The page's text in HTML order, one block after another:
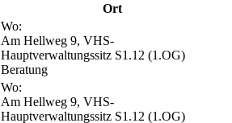
Ort
Wo:
Am Hellweg 9, VHS-
Hauptverwaltungssitz S1.12 (1.OG)
Beratung
Wo:
Am Hellweg 9, VHS-
Hauptverwaltungssitz S1.12 (1.OG)